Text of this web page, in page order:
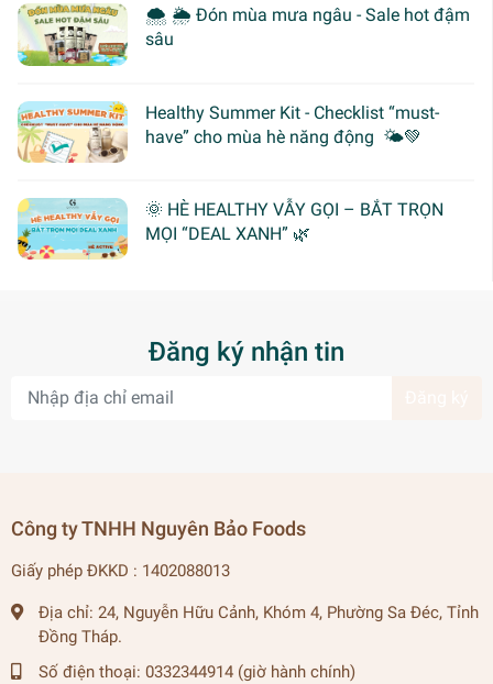
🌨 🌦 Đón mùa mưa ngâu - Sale hot đậm
sâu
Healthy Summer Kit - Checklist “must-
have” cho mùa hè năng động 🌤️💚
🌞 HÈ HEALTHY VẪY GỌI – BẮT TRỌN
MỌI “DEAL XANH” 🌿
Đăng ký nhận tin
Công ty TNHH Nguyên Bảo Foods
Giấy phép ĐKKD : 1402088013
Địa chỉ: 24, Nguyễn Hữu Cảnh, Khóm 4, Phường Sa Đéc, Tỉnh
Đồng Tháp.
Số điện thoại: 0332344914 (giờ hành chính)